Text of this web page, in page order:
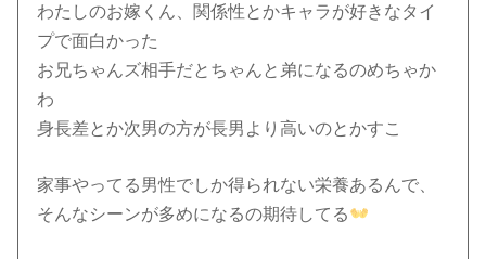
わたしのお嫁くん、関係性とかキャラが好きなタイ
プで面白かった
お兄ちゃんズ相手だとちゃんと弟になるのめちゃか
わ
身長差とか次男の方が長男より高いのとかすこ
家事やってる男性でしか得られない栄養あるんで、
そんなシーンが多めになるの期待してる